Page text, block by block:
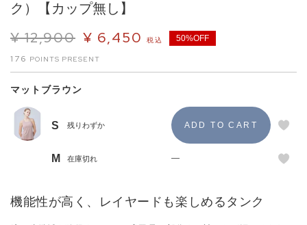
ク）【カップ無し】
¥ 12,900 ¥ 6,450 税込 50%OFF
176
マットブラウン
S 残りわずか
M 在庫切れ —
機能性が高く、レイヤードも楽しめるタンク